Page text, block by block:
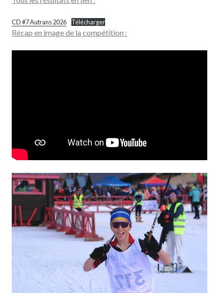
CD #7 Autrans 2026 Télécharger
Récap en image de la compétition :